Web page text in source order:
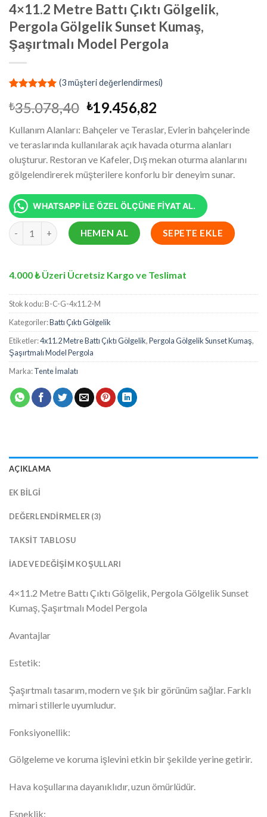
4×11.2 Metre Battı Çıktı Gölgelik,
Pergola Gölgelik Sunset Kumaş,
Şaşırtmalı Model Pergola
puanına
dayanarak
5 üzerinden
5.00puan
aldı
(3müşteri değerlendirmesi)
₺35.078,40 Orijinal
₺35.078,40.
₺19.456,82
fiyat:
₺19.456,82.
Kullanım Alanları: Bahçeler ve Teraslar, Evlerin bahçelerinde
ve teraslarında kullanılarak açık havada oturma alanları
oluşturur. Restoran ve Kafeler, Dış mekan oturma alanlarını
gölgelendirerek müşterilere konforlu bir deneyim sunar.
WHATSAPP İLE ÖZEL ÖLÇÜNE FİYAT AL.
4x11.2 Metre Battı Çıktı Gölgelik, Pergola Gölgelik Sunset
HEMEN AL SEPETE EKLE
4.000 ₺ Üzeri Ücretsiz Kargo ve Teslimat
Stok kodu:B-C-G-4x11.2-M
Kategoriler:Battı Çıktı Gölgelik
Etiketler:4x11.2 Metre Battı Çıktı Gölgelik,Pergola Gölgelik Sunset Kumaş,
Şaşırtmalı Model Pergola
Marka:Tente İmalatı
AÇIKLAMA
EK BILGI
DEĞERLENDIRMELER (3)
TAKSIT TABLOSU
İADE VE DEĞIŞIM KOŞULLARI
4×11.2 Metre Battı Çıktı Gölgelik, Pergola Gölgelik Sunset
Kumaş, Şaşırtmalı Model Pergola
Avantajlar
Estetik:
Şaşırtmalı tasarım, modern ve şık bir görünüm sağlar. Farklı
mimari stillerle uyumludur.
Fonksiyonellik:
Gölgeleme ve koruma işlevini etkin bir şekilde yerine getirir.
Hava koşullarına dayanıklıdır, uzun ömürlüdür.
Esneklik: